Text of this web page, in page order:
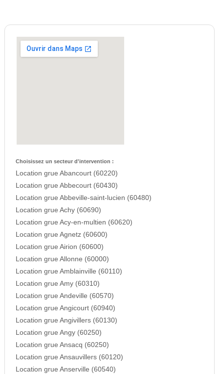
Choisissez un secteur d'intervention :
Location grue Abancourt (60220)
Location grue Abbecourt (60430)
Location grue Abbeville-saint-lucien (60480)
Location grue Achy (60690)
Location grue Acy-en-multien (60620)
Location grue Agnetz (60600)
Location grue Airion (60600)
Location grue Allonne (60000)
Location grue Amblainville (60110)
Location grue Amy (60310)
Location grue Andeville (60570)
Location grue Angicourt (60940)
Location grue Angivillers (60130)
Location grue Angy (60250)
Location grue Ansacq (60250)
Location grue Ansauvillers (60120)
Location grue Anserville (60540)